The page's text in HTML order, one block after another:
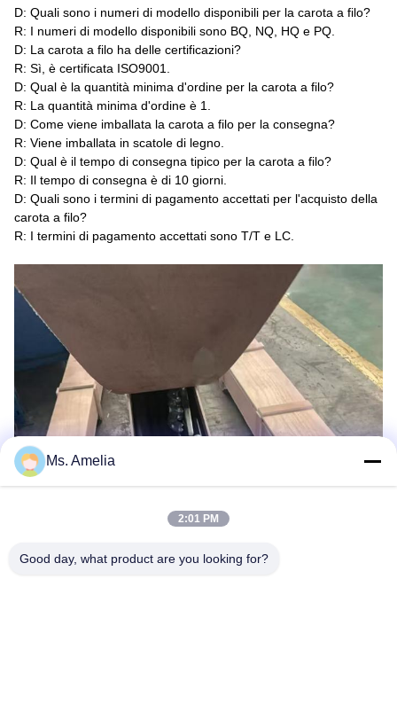
D: Quali sono i numeri di modello disponibili per la carota a filo?
R: I numeri di modello disponibili sono BQ, NQ, HQ e PQ.
D: La carota a filo ha delle certificazioni?
R: Sì, è certificata ISO9001.
D: Qual è la quantità minima d'ordine per la carota a filo?
R: La quantità minima d'ordine è 1.
D: Come viene imballata la carota a filo per la consegna?
R: Viene imballata in scatole di legno.
D: Qual è il tempo di consegna tipico per la carota a filo?
R: Il tempo di consegna è di 10 giorni.
D: Quali sono i termini di pagamento accettati per l'acquisto della
carota a filo?
R: I termini di pagamento accettati sono T/T e LC.
Ms. Amelia
2:01 PM
Good day, what product are you looking for?